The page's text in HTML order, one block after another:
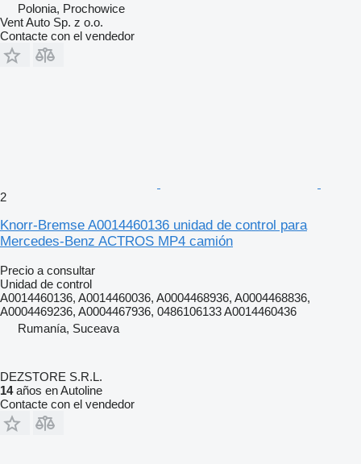
Polonia, Prochowice
Vent Auto Sp. z o.o.
Contacte con el vendedor
2
Knorr-Bremse A0014460136 unidad de control para
Mercedes-Benz ACTROS MP4 camión
Precio a consultar
Unidad de control
A0014460136, A0014460036, A0004468936, A0004468836,
A0004469236, A0004467936, 0486106133 A0014460436
Rumanía, Suceava
DEZSTORE S.R.L.
14años en Autoline
Contacte con el vendedor